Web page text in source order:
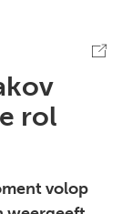
rol
volop